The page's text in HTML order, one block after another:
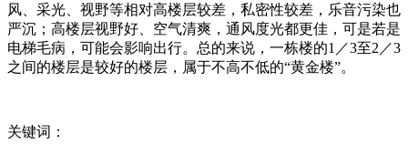
风、采光、视野等相对高楼层较差，私密性较差，乐音污染也
严沉；高楼层视野好、空气清爽，通风度光都更佳，可是若是
电梯毛病，可能会影响出行。总的来说，一栋楼的1／3至2／3
之间的楼层是较好的楼层，属于不高不低的“黄金楼”。
关键词：